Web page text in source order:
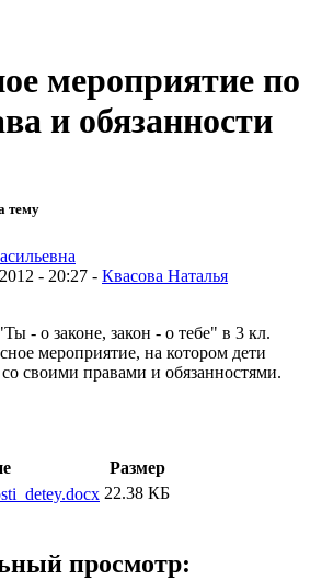
мероприятие по
и обязанности
тему
- 20:27 - Квасова Наталья
- о законе, закон - о тебе" в 3 кл.
мероприятие, на котором дети
своими правами и обязанностями.
Размер
22.38 КБ
просмотр: